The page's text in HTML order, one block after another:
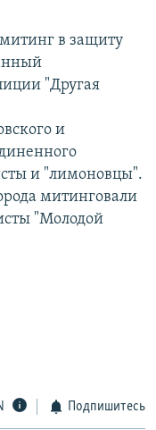
в защиту
"Другая
и
и "лимоновцы".
митинговали
"Молодой
Подпишитесь